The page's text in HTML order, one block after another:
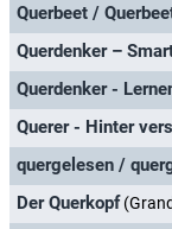
Querbeet /
Querdenker –
Querdenker -
Querer - Hinter
quergelesen /
Der Querkopf